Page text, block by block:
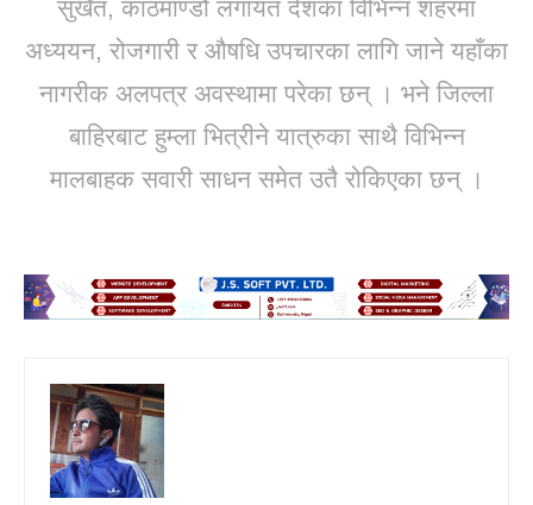
सुर्खेत, काठमाण्डौं लगायत देशका विभिन्न शहरमा
अध्ययन, रोजगारी र औषधि उपचारका लागि जाने यहाँका
नागरीक अलपत्र अवस्थामा परेका छन् । भने जिल्ला
बाहिरबाट हुम्ला भित्रीने यात्रुका साथै विभिन्न
मालबाहक सवारी साधन समेत उतै रोकिएका छन् ।